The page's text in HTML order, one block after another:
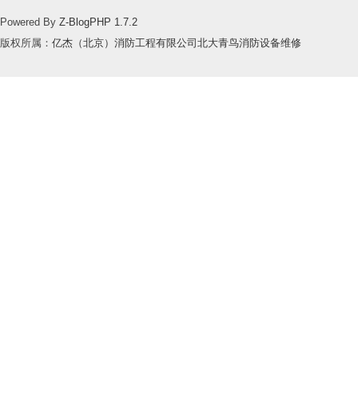
Powered By Z-BlogPHP 1.7.2
版权所属： 亿杰（北京）消防工程有限公司北大青鸟消防设备维修